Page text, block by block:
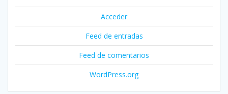
Acceder
Feed de entradas
Feed de comentarios
WordPress.org